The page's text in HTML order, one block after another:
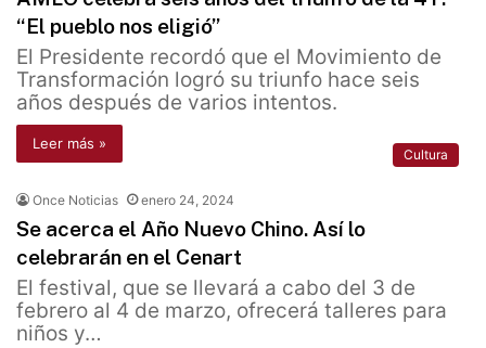
“El pueblo nos eligió”
El Presidente recordó que el Movimiento de
Transformación logró su triunfo hace seis
años después de varios intentos.
Leer más »
Cultura
Once Noticias enero 24, 2024
Se acerca el Año Nuevo Chino. Así lo
celebrarán en el Cenart
El festival, que se llevará a cabo del 3 de
febrero al 4 de marzo, ofrecerá talleres para
niños y…